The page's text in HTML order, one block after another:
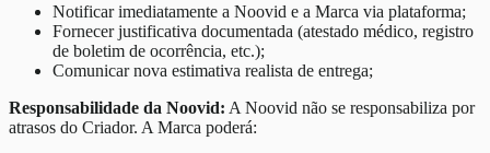
Notificar imediatamente a Noovid e a Marca via plataforma;
Fornecer justificativa documentada (atestado médico, registro
de boletim de ocorrência, etc.);
Comunicar nova estimativa realista de entrega;
Responsabilidade da Noovid: A Noovid não se responsabiliza por
atrasos do Criador. A Marca poderá: